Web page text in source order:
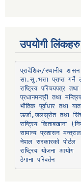
उपयोगी लिंकहरु
प्रादेशिक/स्थानीय
प्रधानमन्त्री तथा
भौतिक पूर्वाधार तथा
ऊर्जा,जलस्रोत तथा
सामान्य प्रशासन
नेपाल सरकारको पोर्टल
राष्ट्रिय योजना आयोग
ठेगाना परिवर्तन